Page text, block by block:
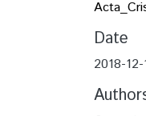
Date
2018-